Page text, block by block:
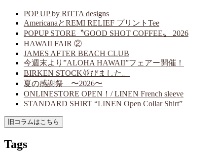
POP UP by RiTTA designs
AmericanaとREMI RELIEF プリントTee
POPUP STORE〝GOOD SHOT COFFEE〟 2026
HAWAII FAIR ②
JAMES AFTER BEACH CLUB
今週末より”ALOHA HAWAII”フェアー開催！
BIRKEN STOCK並びました。
夏の感謝祭 〜2026〜
ONLINESTORE OPEN！/ LINEN French sleeve
STANDARD SHIRT “LINEN Open Collar Shirt”
Tags